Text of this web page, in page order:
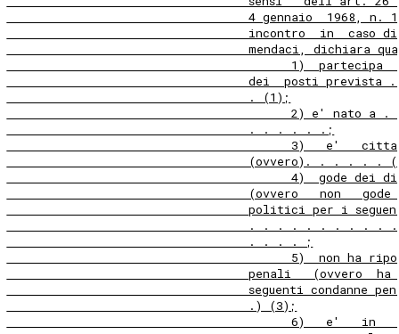
4 gennaio  1968, n.
incontro  in  caso
mendaci, dichiara
1)  partecipa
dei  posti prevista
                                  . (1);
2) e' nato a .
                                  . . . . . .;
3)   e'
(ovvero). . . . . .
4)  gode dei
(ovvero   non   gode
politici per i
. . . . . . . . . .
                                  . . . . ;
5)  non ha
penali   (ovvero  ha
seguenti condanne
                                  .) (3);
6)   e'   in